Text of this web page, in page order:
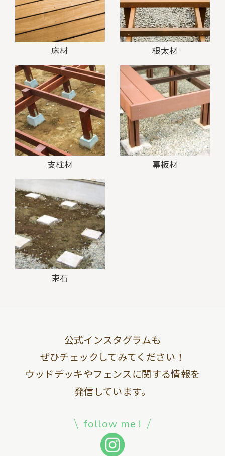
床材 根太材
支柱材 幕板材
束石
公式インスタグラムも
ぜひチェックしてみてください！
ウッドデッキやフェンスに関する情報を
発信しています。
follow me !